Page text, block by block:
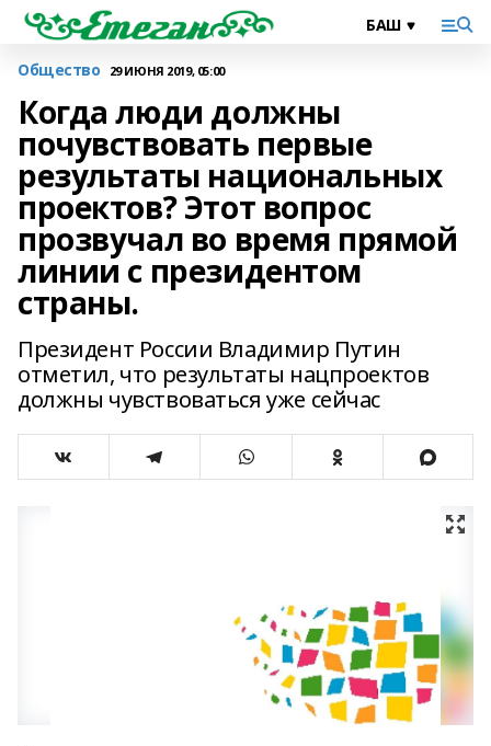
Общество 29 ИЮНЯ 2019, 05:00
Когда люди должны
почувствовать первые
результаты национальных
проектов? Этот вопрос
прозвучал во время прямой
линии с президентом
страны.
Президент России Владимир Путин
отметил, что результаты нацпроектов
должны чувствоваться уже сейчас